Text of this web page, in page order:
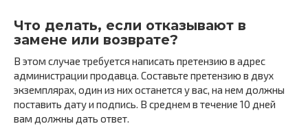
Что делать, если отказывают в
замене или возврате?
В этом случае требуется написать претензию в адрес
администрации продавца. Составьте претензию в двух
экземплярах, один из них останется у вас, на нем должны
поставить дату и подпись. В среднем в течение 10 дней
вам должны дать ответ.